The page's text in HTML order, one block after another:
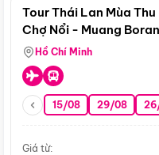
Tour Thái Lan Mùa
Chợ Nổi - Muang
Hồ Chí Minh
15/08 29/08
Giá từ: